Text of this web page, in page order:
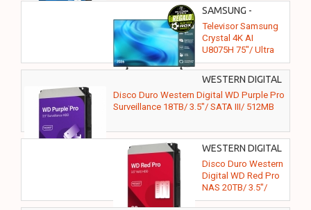
SAMSUNG -
TU75U8075HUXXC
Televisor Samsung
Crystal 4K AI
U8075H 75"/ Ultra
HD 4K/ Smart TV/
WiFi
WESTERN DIGITAL
- WD181PURP
Disco Duro Western Digital WD Purple Pro
Surveillance 18TB/ 3.5"/ SATA III/ 512MB
WESTERN DIGITAL
- WD202KFGX
Disco Duro Western
Digital WD Red Pro
NAS 20TB/ 3.5"/
SATA III/ 512MB